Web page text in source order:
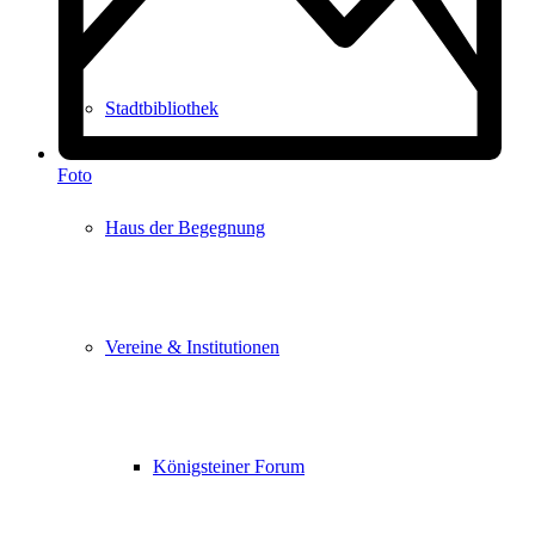
Stadtbibliothek
Haus der Begegnung
Vereine & Institutionen
Königsteiner Forum
Foto